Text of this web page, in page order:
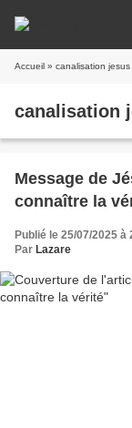
Accueil » canalisation jesus
canalisation
Message de
connaître la
Publié le 25/07/2025 à
Par Lazare